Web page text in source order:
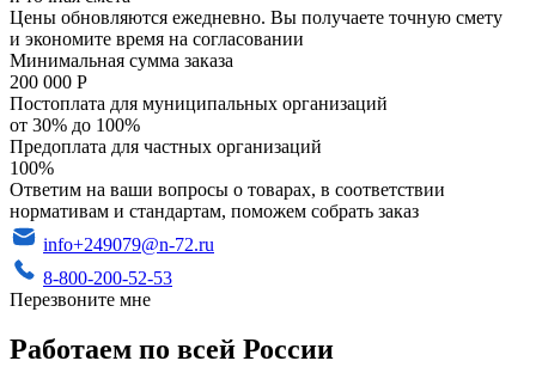
Цены обновляются ежедневно. Вы получаете точную смету
и экономите время на согласовании
Минимальная сумма заказа
200 000 Р
Постоплата для муниципальных организаций
от 30% до 100%
Предоплата для частных организаций
100%
Ответим на ваши вопросы о товарах, в соответствии
нормативам и стандартам, поможем собрать заказ
info+249079@n-72.ru
8-800-200-52-53
Перезвоните мне
Работаем по всей России